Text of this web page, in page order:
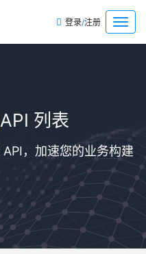
菜
单
登录/注册
API 列表
，加速您的业务构建